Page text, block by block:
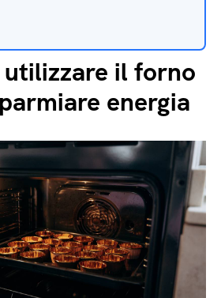
utilizzare il forno
energia